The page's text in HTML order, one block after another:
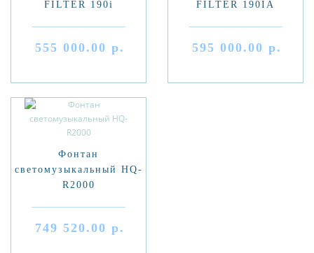
FILTER 190i
555 000.00 р.
FILTER 190IA
595 000.00 р.
Фонтан
светомузыкальный HQ-
R2000
749 520.00 р.